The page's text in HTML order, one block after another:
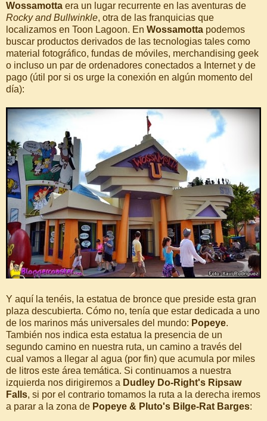
Wossamotta era un lugar recurrente en las aventuras de
Rocky and Bullwinkle, otra de las franquicias que
localizamos en Toon Lagoon. En Wossamotta podemos
buscar productos derivados de las tecnologias tales como
material fotográfico, fundas de móviles, merchandising geek
o incluso un par de ordenadores conectados a Internet y de
pago (útil por si os urge la conexión en algún momento del
día):
Y aquí la tenéis, la estatua de bronce que preside esta gran
plaza descubierta. Cómo no, tenía que estar dedicada a uno
de los marinos más universales del mundo: Popeye.
También nos indica esta estatua la presencia de un
segundo camino en nuestra ruta, un camino a través del
cual vamos a llegar al agua (por fin) que acumula por miles
de litros este área temática. Si continuamos a nuestra
izquierda nos dirigiremos a Dudley Do-Right's Ripsaw
Falls, si por el contrario tomamos la ruta a la derecha iremos
a parar a la zona de Popeye & Pluto's Bilge-Rat Barges: